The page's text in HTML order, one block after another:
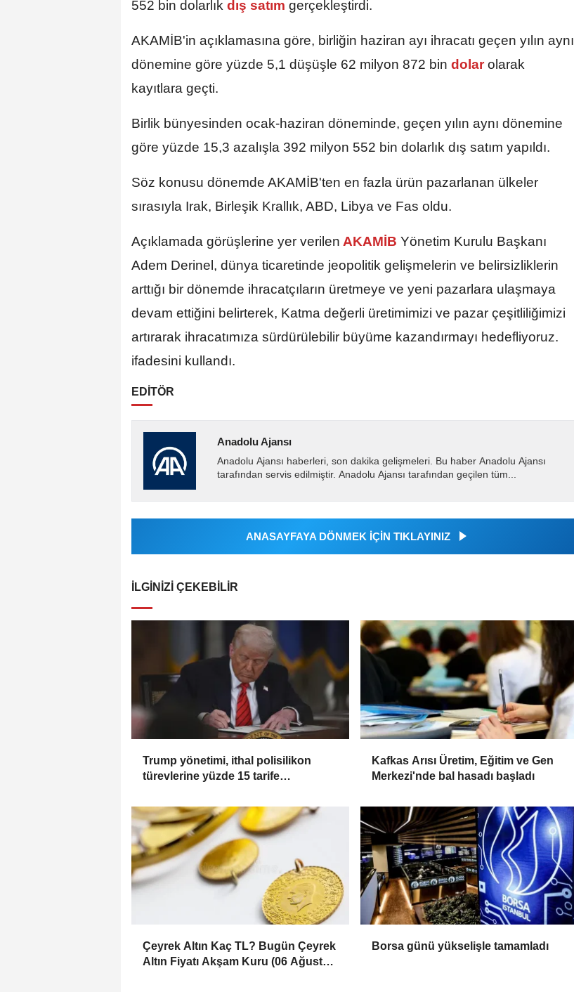
552 bin dolarlık dış satım gerçekleştirdi.
AKAMİB'in açıklamasına göre, birliğin haziran ayı ihracatı geçen yılın aynı
dönemine göre yüzde 5,1 düşüşle 62 milyon 872 bin dolarolarak
kayıtlara geçti.
Birlik bünyesinden ocak-haziran döneminde, geçen yılın aynı dönemine
göre yüzde 15,3 azalışla 392 milyon 552 bin dolarlık dış satım yapıldı.
Söz konusu dönemde AKAMİB'ten en fazla ürün pazarlanan ülkeler
sırasıyla Irak, Birleşik Krallık, ABD, Libya ve Fas oldu.
Açıklamada görüşlerine yer verilen AKAMİB Yönetim Kurulu Başkanı
Adem Derinel, dünya ticaretinde jeopolitik gelişmelerin ve belirsizliklerin
arttığı bir dönemde ihracatçıların üretmeye ve yeni pazarlara ulaşmaya
devam ettiğini belirterek, Katma değerli üretimimizi ve pazar çeşitliliğimizi
artırarak ihracatımıza sürdürülebilir büyüme kazandırmayı hedefliyoruz.
ifadesini kullandı.​​​​​​​
EDİTÖR
Anadolu Ajansı
Anadolu Ajansı haberleri, son dakika gelişmeleri. Bu haber Anadolu Ajansı
tarafından servis edilmiştir. Anadolu Ajansı tarafından geçilen tüm...
ANASAYFAYA DÖNMEK İÇİN TIKLAYINIZ
İLGINIZI ÇEKEBILIR
Trump yönetimi, ithal polisilikon
türevlerine yüzde 15 tarife
Kafkas Arısı Üretim, Eğitim ve Gen
Merkezi'nde bal hasadı başladı
Çeyrek Altın Kaç TL? Bugün Çeyrek
Altın Fiyatı Akşam Kuru (06 Ağustos
Borsa günü yükselişle tamamladı